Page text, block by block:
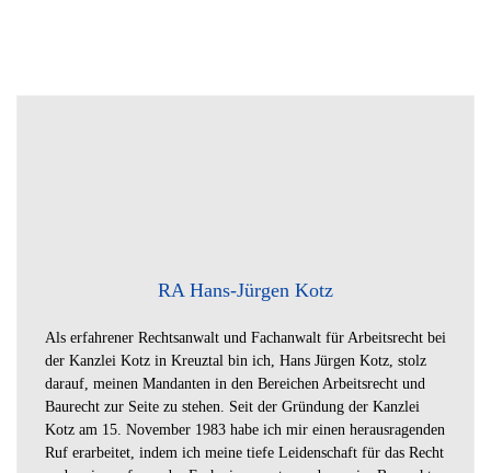
RA Hans-Jürgen Kotz
Als erfahrener Rechtsanwalt und Fachanwalt für Arbeitsrecht bei
der Kanzlei Kotz in Kreuztal bin ich, Hans Jürgen Kotz, stolz
darauf, meinen Mandanten in den Bereichen Arbeitsrecht und
Baurecht zur Seite zu stehen. Seit der Gründung der Kanzlei
Kotz am 15. November 1983 habe ich mir einen herausragenden
Ruf erarbeitet, indem ich meine tiefe Leidenschaft für das Recht